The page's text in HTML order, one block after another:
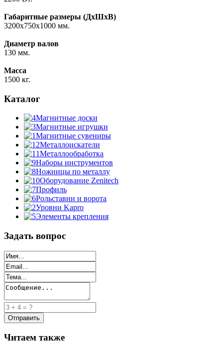
Габаритные размеры (ДхШхВ)
3200х750х1000 мм.
Диаметр валов
130 мм.
Масса
1500 кг.
Каталог
Магнитные доски
Магнитные игрушки
Магнитные сувениры
Металлоискатели
Металлообработка
Наборы инструментов
Ножницы по металлу
Оборудование Zenitech
Профиль
Рольставни и ворота
Уровни Kapro
Элементы крепления
Задать вопрос
Читаем также